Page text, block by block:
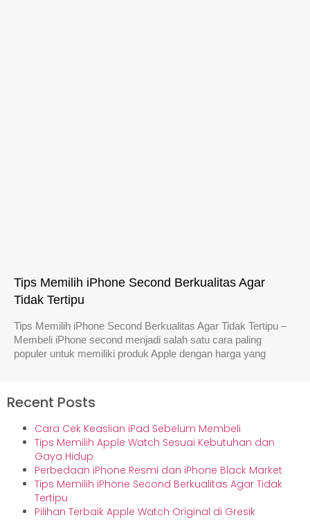
Tips Memilih iPhone Second Berkualitas Agar
Tidak Tertipu
Tips Memilih iPhone Second Berkualitas Agar Tidak Tertipu –
Membeli iPhone second menjadi salah satu cara paling
populer untuk memiliki produk Apple dengan harga yang
Recent Posts
Cara Cek Keaslian iPad Sebelum Membeli
Tips Memilih Apple Watch Sesuai Kebutuhan dan
Gaya Hidup
Perbedaan iPhone Resmi dan iPhone Black Market
Tips Memilih iPhone Second Berkualitas Agar Tidak
Tertipu
Pilihan Terbaik Apple Watch Original di Gresik